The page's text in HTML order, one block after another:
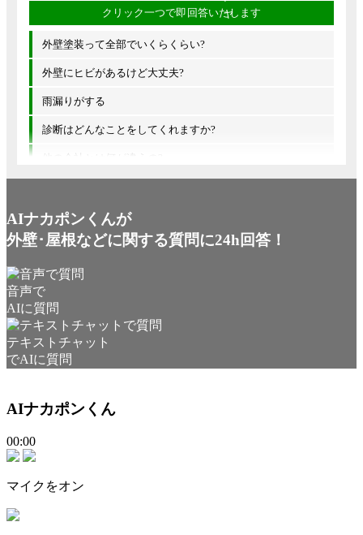
外壁塗装って全部でいくらくらい?
外壁にヒビがあるけど大丈夫?
雨漏りがする
診断はどんなことをしてくれますか?
他の会社とは何が違うの?
AIナカポンくんが
外壁･屋根などに関する質問に24h回答！
音声で
AIに質問
テキストチャット
でAIに質問
AIナカポンくん
00:00
マイクをオン